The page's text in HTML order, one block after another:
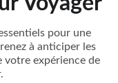
pour une
à anticiper les
votre expérience de